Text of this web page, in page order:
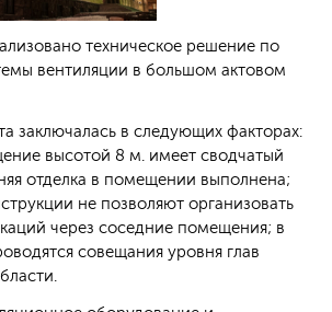
монтаж
обслуживание
(4742) 72-92-82
lipetsk.ru
техническое решение по
вентиляции в большом актовом
заключалась в следующих факторах:
высотой 8 м. имеет сводчатый
отделка в помещении выполнена;
не позволяют организовать
через соседние помещения; в
совещания уровня глав